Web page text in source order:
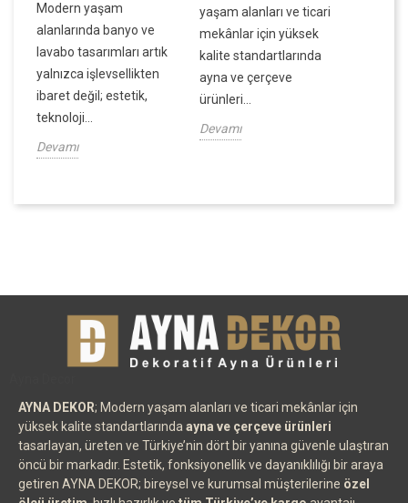
Modern yaşam
alanlarında banyo ve
lavabo tasarımları artık
yalnızca işlevsellikten
ibaret değil; estetik,
teknoloji...
Devamı
yaşam alanları ve ticari
mekânlar için yüksek
kalite standartlarında
ayna ve çerçeve
ürünleri...
Devamı
AYNA DEKOR; Modern yaşam alanları ve ticari mekânlar için
yüksek kalite standartlarında ayna ve çerçeve ürünleri
tasarlayan, üreten ve Türkiye’nin dört bir yanına güvenle ulaştıran
öncü bir markadır. Estetik, fonksiyonellik ve dayanıklılığı bir araya
getiren AYNA DEKOR; bireysel ve kurumsal müşterilerine özel